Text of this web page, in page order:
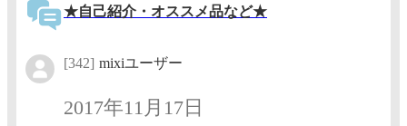
★自己紹介・オススメ品など★
[342] mixiユーザー
2017年11月17日